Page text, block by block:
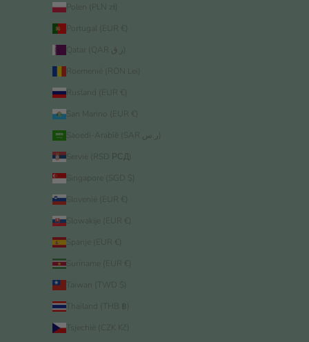
Polen (PLN zł)
Portugal (EUR €)
Roemenië (RON Lei)
Rusland (EUR €)
San Marino (EUR €)
Servië (RSD РСД)
Singapore (SGD $)
Slovenië (EUR €)
Spanje (EUR €)
Suriname (EUR €)
Taiwan (TWD $)
Thailand (THB ฿)
Tsjechië (CZK Kč)